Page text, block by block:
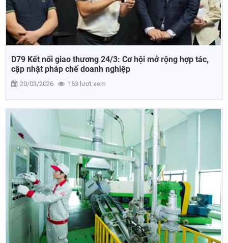
D79 Kết nối giao thương 24/3: Cơ hội mở rộng hợp tác,
cập nhật pháp chế doanh nghiệp
20/03/2026 163 lượt xem